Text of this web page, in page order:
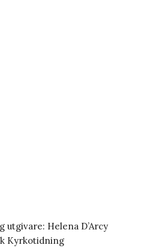
utgivare: Helena D’Arcy
Kyrkotidning